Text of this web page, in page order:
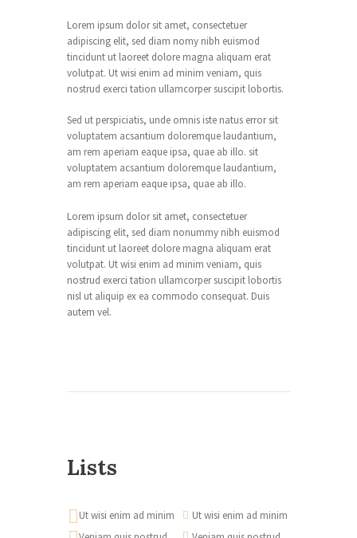
Lorem ipsum dolor sit amet, consectetuer
adipiscing elit, sed diam nomy nibh euismod
tincidunt ut laoreet dolore magna aliquam erat
volutpat. Ut wisi enim ad minim veniam, quis
nostrud exerci tation ullamcorper suscipit lobortis.
Sed ut perspiciatis, unde omnis iste natus error sit
voluptatem acsantium doloremque laudantium,
am rem aperiam eaque ipsa, quae ab illo. sit
voluptatem acsantium doloremque laudantium,
am rem aperiam eaque ipsa, quae ab illo.
Lorem ipsum dolor sit amet, consectetuer
adipiscing elit, sed diam nonummy nibh euismod
tincidunt ut laoreet dolore magna aliquam erat
volutpat. Ut wisi enim ad minim veniam, quis
nostrud exerci tation ullamcorper suscipit lobortis
nisl ut aliquip ex ea commodo consequat. Duis
autem vel.
Lists
Ut wisi enim ad minim
Ut wisi enim ad minim